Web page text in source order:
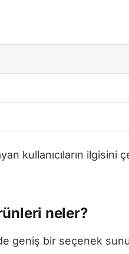
kullanıcıların
neler?
geniş bir seçenek